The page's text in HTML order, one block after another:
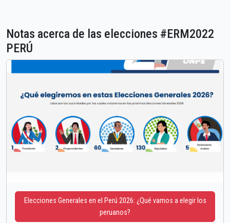
Notas acerca de las elecciones #ERM2022
PERÚ
Elecciones Generales en el Perú 2026: ¿Qué vamos a elegir los
peruanos?